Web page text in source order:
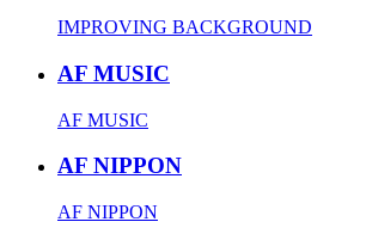
IMPROVING BACKGROUND
AF MUSIC
AF MUSIC
AF NIPPON
AF NIPPON